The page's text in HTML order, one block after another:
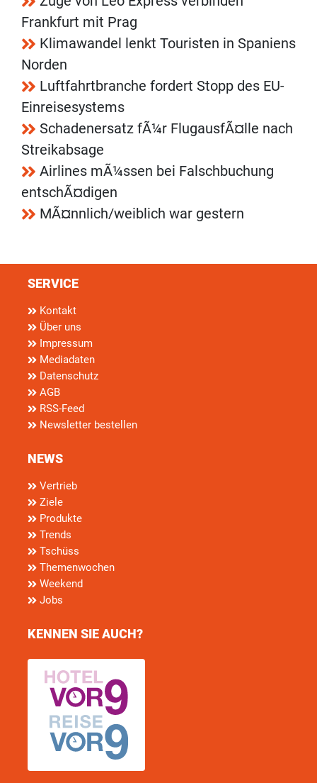
Frankfurt mit Prag
Klimawandel lenkt Touristen in Spaniens
Norden
Luftfahrtbranche fordert Stopp des EU-
Einreisesystems
Schadenersatz fÃ¼r FlugausfÃ¤lle nach
Streikabsage
Airlines mÃ¼ssen bei Falschbuchung
entschÃ¤digen
MÃ¤nnlich/weiblich war gestern
SERVICE
Kontakt
Über uns
Impressum
Mediadaten
Datenschutz
AGB
RSS-Feed
Newsletter bestellen
NEWS
Vertrieb
Ziele
Produkte
Trends
Tschüss
Themenwochen
Weekend
Jobs
KENNEN SIE AUCH?